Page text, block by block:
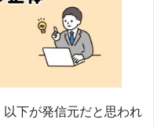
下が発信元だと思われ